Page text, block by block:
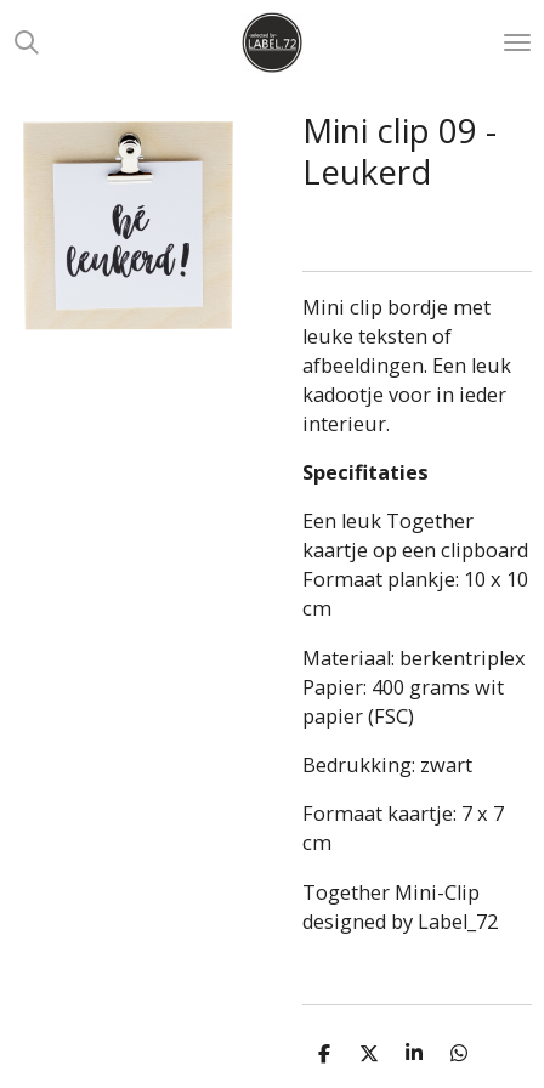
Ga
direct
hoofdinhoud
Mini clip 09 -
Leukerd
Mini clip bordje met
leuke teksten of
afbeeldingen. Een leuk
kadootje voor in ieder
interieur.
Specifitaties
Een leuk Together
kaartje op een clipboard
Formaat plankje: 10 x 10
cm
Materiaal: berkentriplex
Papier: 400 grams wit
papier (FSC)
Bedrukking: zwart
Formaat kaartje: 7 x 7
cm
Together Mini-Clip
designed by Label_72
D
D
S
D